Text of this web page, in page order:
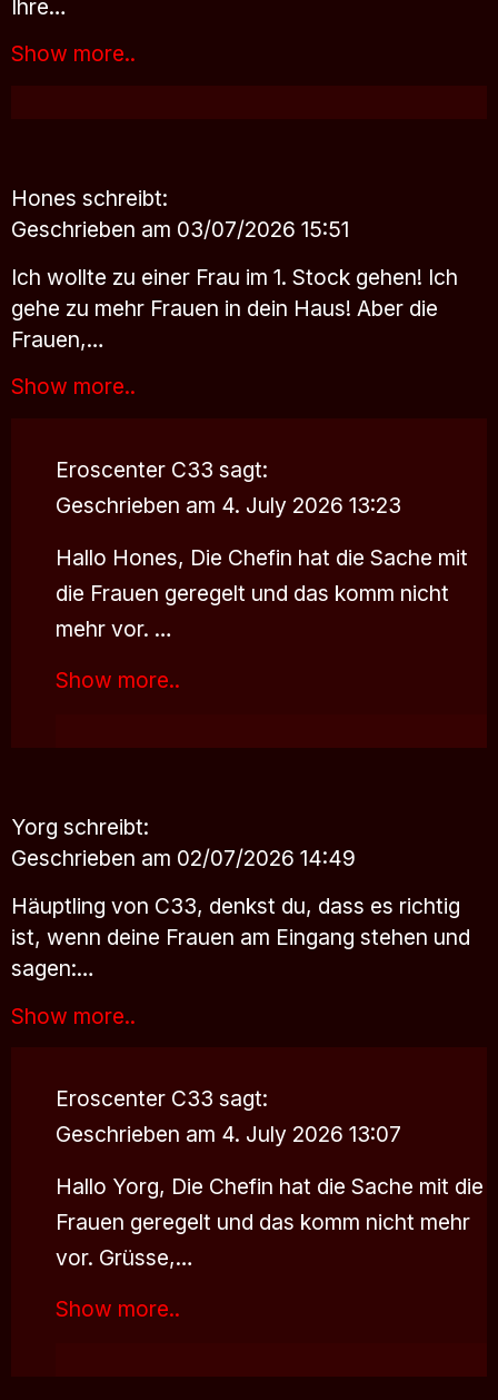
Ihre…
Show more..
Hones schreibt:
Geschrieben am 03/07/2026 15:51
Ich wollte zu einer Frau im 1. Stock gehen! Ich
gehe zu mehr Frauen in dein Haus! Aber die
Frauen,…
Show more..
Eroscenter C33 sagt:
Geschrieben am 4. July 2026 13:23
Hallo Hones, Die Chefin hat die Sache mit
die Frauen geregelt und das komm nicht
mehr vor. …
Show more..
Yorg schreibt:
Geschrieben am 02/07/2026 14:49
Häuptling von C33, denkst du, dass es richtig
ist, wenn deine Frauen am Eingang stehen und
sagen:…
Show more..
Eroscenter C33 sagt:
Geschrieben am 4. July 2026 13:07
Hallo Yorg, Die Chefin hat die Sache mit die
Frauen geregelt und das komm nicht mehr
vor. Grüsse,…
Show more..